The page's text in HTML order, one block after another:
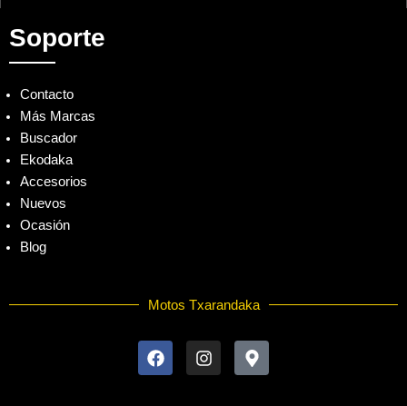
Soporte
Contacto
Más Marcas
Buscador
Ekodaka
Accesorios
Nuevos
Ocasión
Blog
Motos Txarandaka
a
c
n
s
a
p